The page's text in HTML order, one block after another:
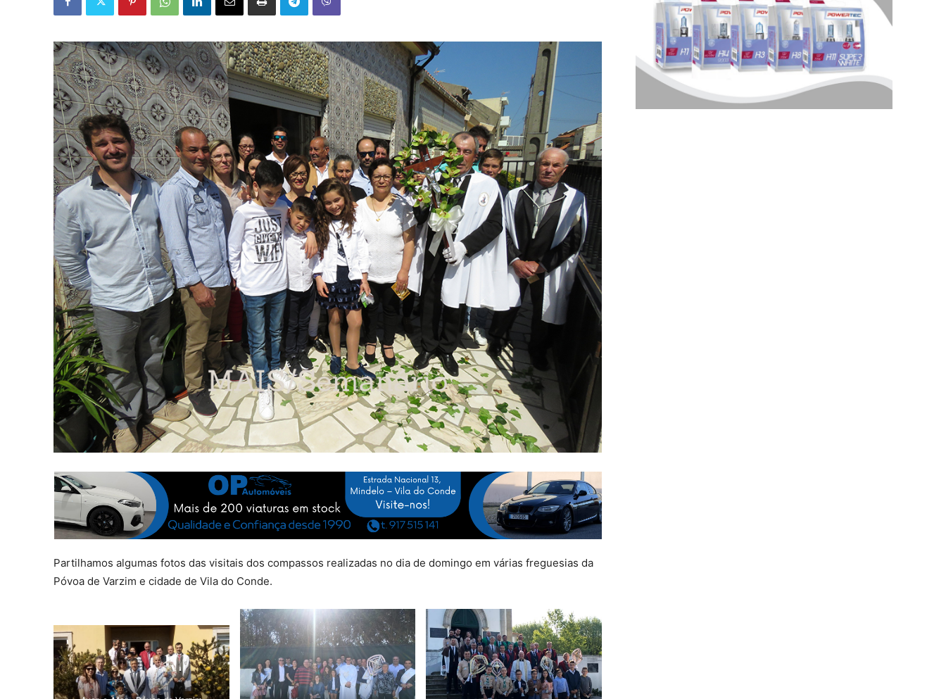
Partilhamos algumas fotos das visitais dos compassos realizadas no dia de domingo em várias freguesias da
Póvoa de Varzim e cidade de Vila do Conde.